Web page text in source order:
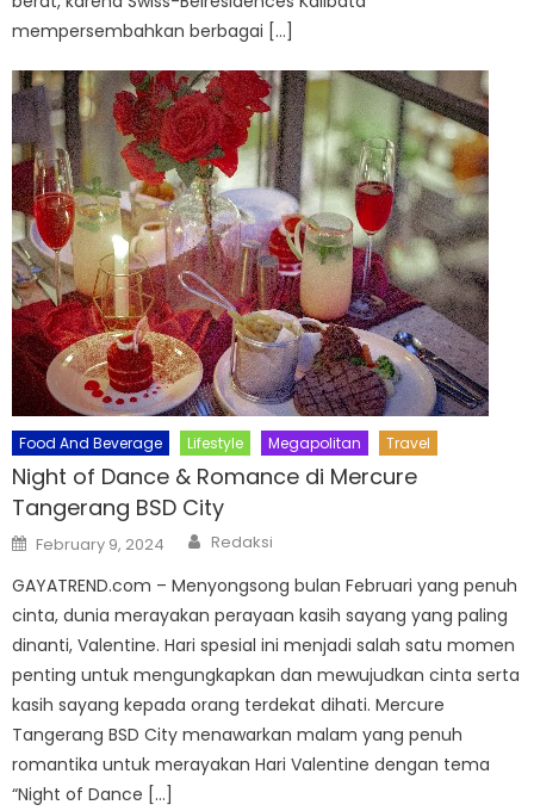
mempersembahkan berbagai […]
Food And Beverage Lifestyle Megapolitan Travel
Night of Dance & Romance di Mercure
Tangerang BSD City
Posted
on
February 9, 2024 Author
Redaksi
GAYATREND.com – Menyongsong bulan Februari yang penuh
cinta, dunia merayakan perayaan kasih sayang yang paling
dinanti, Valentine. Hari spesial ini menjadi salah satu momen
penting untuk mengungkapkan dan mewujudkan cinta serta
kasih sayang kepada orang terdekat dihati. Mercure
Tangerang BSD City menawarkan malam yang penuh
romantika untuk merayakan Hari Valentine dengan tema
“Night of Dance […]